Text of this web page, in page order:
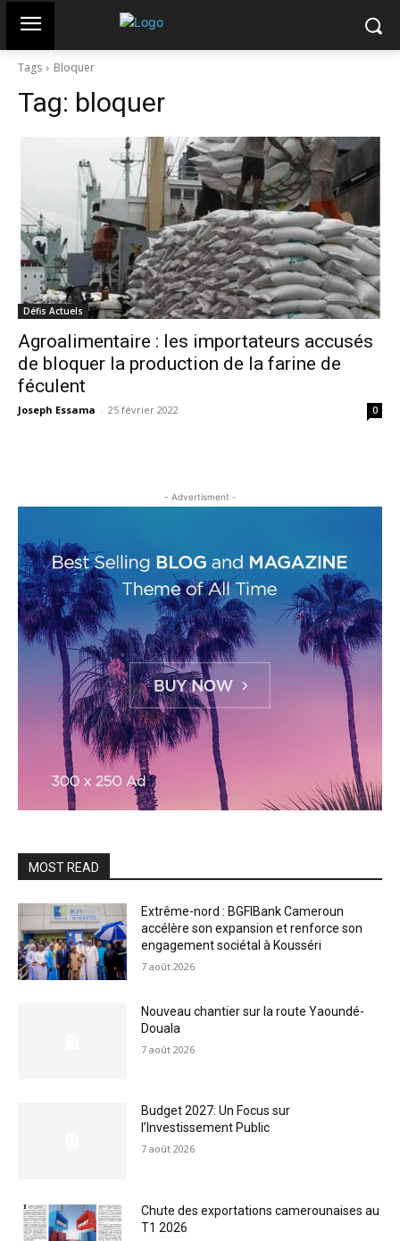
Tags Bloquer
Tag: bloquer
Défis Actuels
Agroalimentaire : les importateurs accusés
de bloquer la production de la farine de
féculent
Joseph Essama - 25 février 2022 0
- Advertisment -
MOST READ
Extrême-nord : BGFIBank Cameroun
accélère son expansion et renforce son
engagement sociétal à Kousséri
7 août 2026
Nouveau chantier sur la route Yaoundé-
Douala
7 août 2026
Budget 2027: Un Focus sur
l’Investissement Public
7 août 2026
Chute des exportations camerounaises au
T1 2026